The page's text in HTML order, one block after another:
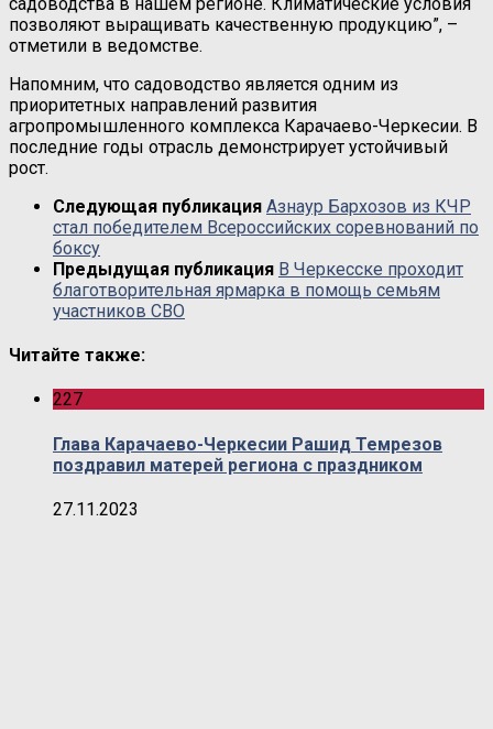
позволяют выращивать качественную продукцию”, –
отметили в ведомстве.
Напомним, что садоводство является одним из
приоритетных направлений развития
агропромышленного комплекса Карачаево-Черкесии. В
последние годы отрасль демонстрирует устойчивый
рост.
Следующая публикация Азнаур Бархозов из КЧР
стал победителем Всероссийских соревнований по
боксу
Предыдущая публикация В Черкесске проходит
благотворительная ярмарка в помощь семьям
участников СВО
Читайте также:
227
Глава Карачаево-Черкесии Рашид Темрезов
поздравил матерей региона с праздником
27.11.2023